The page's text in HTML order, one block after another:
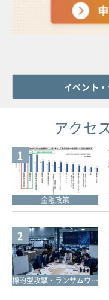
イベント
アクセ
1
金融政策
2
標的型攻撃・ランサムウェア対策